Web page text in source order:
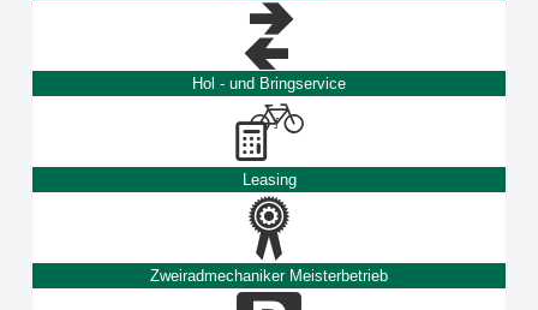
Hol - und Bringservice
Leasing
Zweiradmechaniker Meisterbetrieb